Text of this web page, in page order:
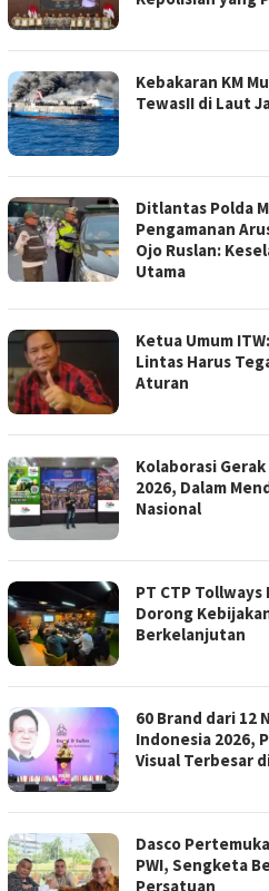
Kebakaran KM
TewasII di Laut
Ditlantas Polda
Pengamanan
Ojo Ruslan:
Utama
Ketua Umum
Lintas Harus
Aturan
Kolaborasi
2026, Dalam
Nasional
PT CTP
Dorong
Berkelanjutan
60 Brand dari 12
Indonesia 2026,
Visual Terbesar
Dasco
PWI, Sengketa
Persatuan